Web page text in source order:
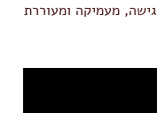
מעמיקה ומעוררת